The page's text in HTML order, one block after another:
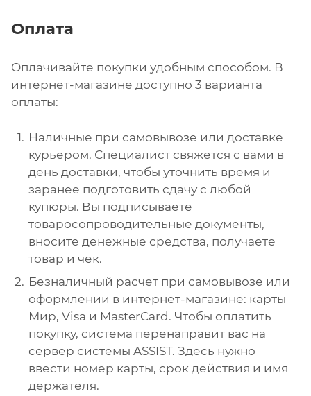
Оплата
Оплачивайте покупки удобным способом. В
интернет-магазине доступно 3 варианта
оплаты:
Наличные при самовывозе или доставке
курьером. Специалист свяжется с вами в
день доставки, чтобы уточнить время и
заранее подготовить сдачу с любой
купюры. Вы подписываете
товаросопроводительные документы,
вносите денежные средства, получаете
товар и чек.
Безналичный расчет при самовывозе или
оформлении в интернет-магазине: карты
Мир, Visa и MasterCard. Чтобы оплатить
покупку, система перенаправит вас на
сервер системы ASSIST. Здесь нужно
ввести номер карты, срок действия и имя
держателя.